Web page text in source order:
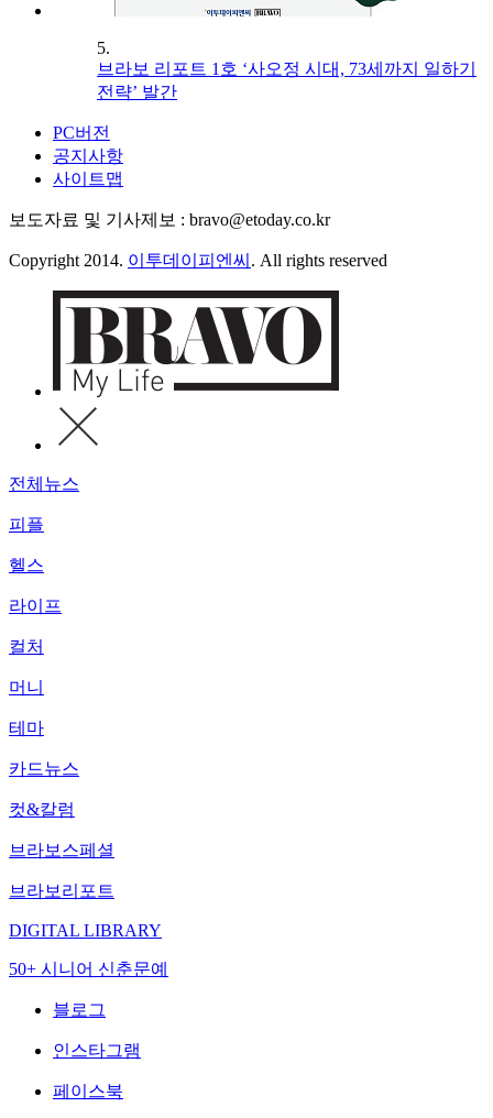
5.
브라보 리포트 1호 ‘사오정 시대, 73세까지 일하기
전략’ 발간
PC버전
공지사항
사이트맵
보도자료 및 기사제보 : bravo@etoday.co.kr
Copyright 2014. 이투데이피엔씨 . All rights reserved
전체뉴스
피플
헬스
라이프
컬처
머니
테마
카드뉴스
컷&칼럼
브라보스페셜
브라보리포트
DIGITAL LIBRARY
50+ 시니어 신춘문예
블로그
인스타그램
페이스북